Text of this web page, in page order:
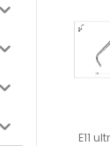
E11